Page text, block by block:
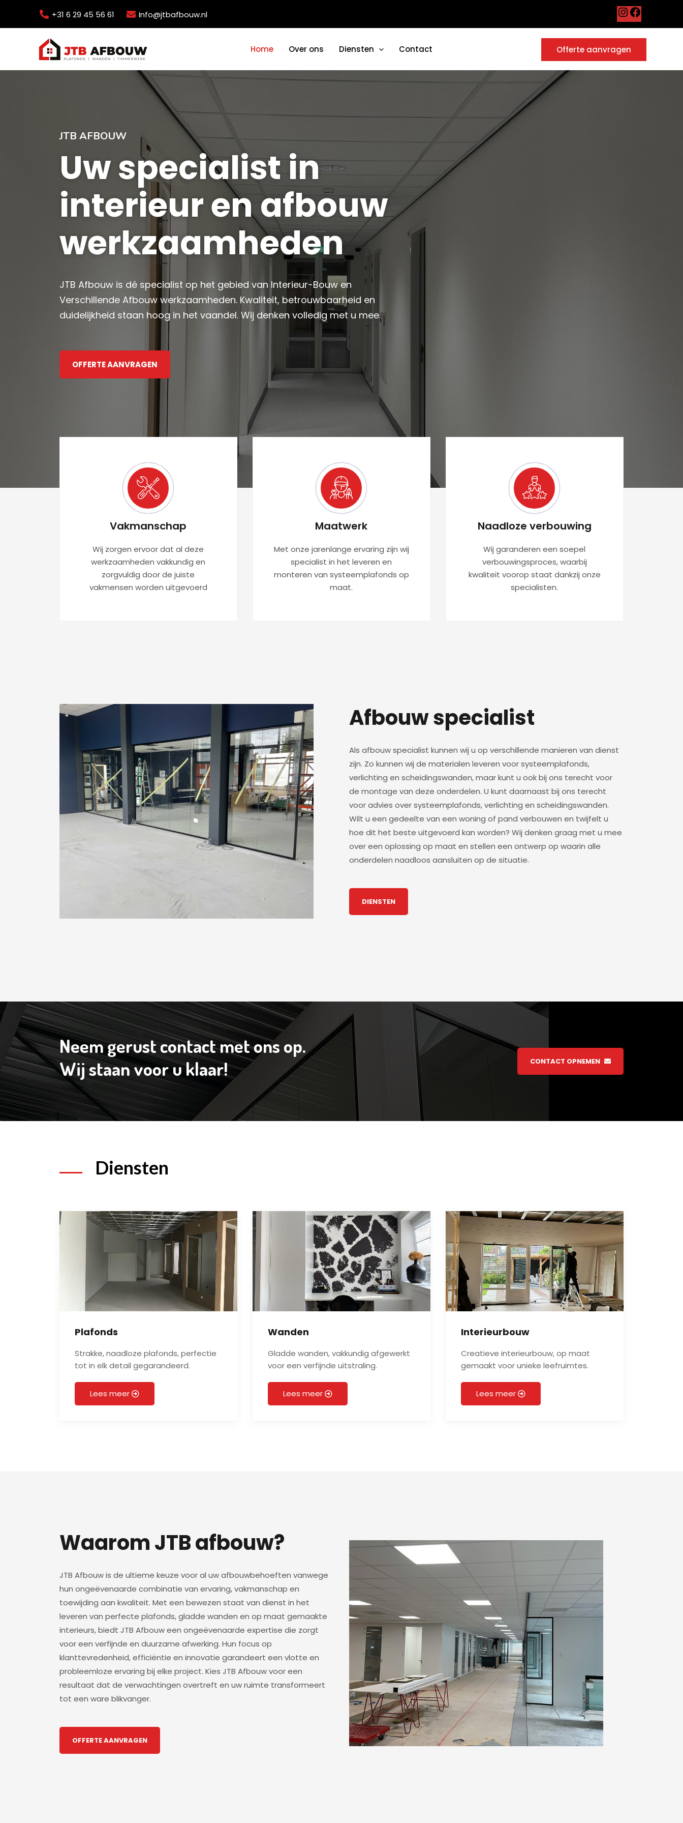
de
+31 6 29 45 56 61 Info@jtbafbouw.nl
Instagram
Facebook
Home Over ons Diensten Contact Offerte aanvragen
JTB AFBOUW
Uw specialist in
interieur en afbouw
werkzaamheden
JTB Afbouw is dé specialist op het gebied van Interieur-Bouw en
Verschillende Afbouw werkzaamheden. Kwaliteit, betrouwbaarheid en
duidelijkheid staan ​​hoog in het vaandel. Wij denken volledig met u mee.
OFFERTE AANVRAGEN
Vakmanschap
Wij zorgen ervoor dat al deze
werkzaamheden vakkundig en
zorgvuldig door de juiste
vakmensen worden uitgevoerd
Maatwerk
Met onze jarenlange ervaring zijn wij
specialist in het leveren en
monteren van systeemplafonds op
maat.
Naadloze verbouwing
Wij garanderen een soepel
verbouwingsproces, waarbij
kwaliteit voorop staat dankzij onze
specialisten.
Afbouw specialist
Als afbouw specialist kunnen wij u op verschillende manieren van dienst
zijn. Zo kunnen wij de materialen leveren voor systeemplafonds,
verlichting en scheidingswanden, maar kunt u ook bij ons terecht voor
de montage van deze onderdelen. U kunt daarnaast bij ons terecht
voor advies over systeemplafonds, verlichting en scheidingswanden.
Wilt u een gedeelte van een woning of pand verbouwen en twijfelt u
hoe dit het beste uitgevoerd kan worden? Wij denken graag met u mee
over een oplossing op maat en stellen een ontwerp op waarin alle
onderdelen naadloos aansluiten op de situatie.
DIENSTEN
Neem gerust contact met ons op.
Wij staan voor u klaar!
CONTACT OPNEMEN
Diensten
Plafonds
Strakke, naadloze plafonds, perfectie
tot in elk detail gegarandeerd.
Lees meer
Wanden
Gladde wanden, vakkundig afgewerkt
voor een verfijnde uitstraling.
Lees meer
Interieurbouw
Creatieve interieurbouw, op maat
gemaakt voor unieke leefruimtes.
Lees meer
Waarom JTB afbouw?
JTB Afbouw is de ultieme keuze voor al uw afbouwbehoeften vanwege
hun ongeëvenaarde combinatie van ervaring, vakmanschap en
toewijding aan kwaliteit. Met een bewezen staat van dienst in het
leveren van perfecte plafonds, gladde wanden en op maat gemaakte
interieurs, biedt JTB Afbouw een ongeëvenaarde expertise die zorgt
voor een verfijnde en duurzame afwerking. Hun focus op
klanttevredenheid, efficiëntie en innovatie garandeert een vlotte en
probleemloze ervaring bij elke project. Kies JTB Afbouw voor een
resultaat dat de verwachtingen overtreft en uw ruimte transformeert
tot een ware blikvanger.
OFFERTE AANVRAGEN